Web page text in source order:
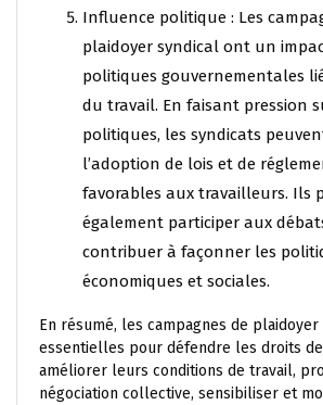
Influence politique : Les
plaidoyer syndical ont un
politiques gouvernementales
du travail. En faisant pression
politiques, les syndicats
l’adoption de lois et de
favorables aux travailleurs. Ils
également participer aux
contribuer à façonner les
économiques et sociales.
En résumé, les campagnes de
essentielles pour défendre les droits
améliorer leurs conditions de travail,
négociation collective, sensibiliser et